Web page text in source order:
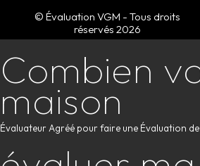
© Évaluation VGM - Tous droits
réservés 2026
Combien
maison
Évaluateur Agréé pour faire une Évaluation